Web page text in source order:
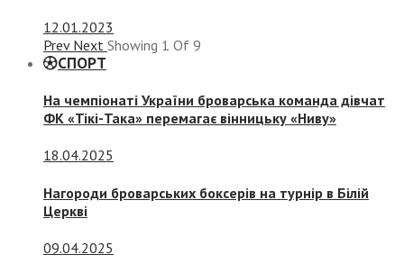
12.01.2023
Prev Next Showing 1 Of 9
СПОРТ
На чемпіонаті України броварська команда дівчат
ФК «Тікі-Така» перемагає вінницьку «Ниву»
18.04.2025
Нагороди броварських боксерів на турнір в Білій
Церкві
09.04.2025